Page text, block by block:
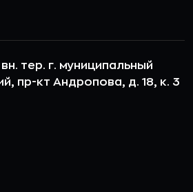
тер. г. муниципальный
пр-кт Андропова, д. 18, к. 3